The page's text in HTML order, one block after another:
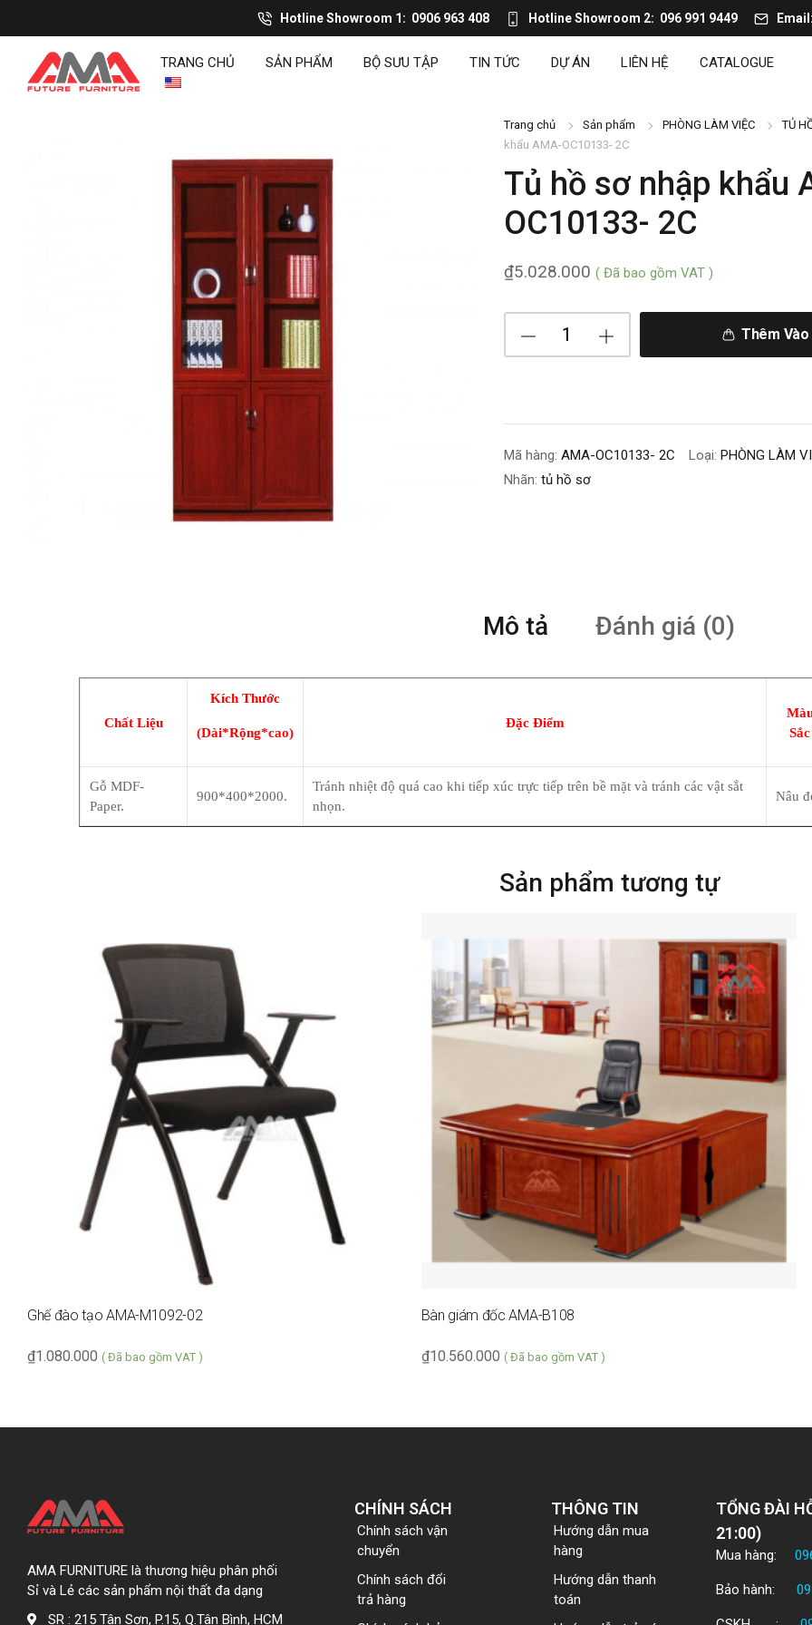
Hotline Showroom 1 0906 963 408 Hotline Showroom 2 096 991 9449 Email
TRANG CHỦ SẢN PHẨM BỘ SƯU TẬP TIN TỨC DỰ ÁN LIÊN HỆ CATALOGUE
Trang chủ Sản phẩm PHÒNG LÀM VIỆC
TỦ
khẩu AMA-OC10133- 2C
Tủ hồ sơ nhập khẩu
OC10133- 2C
5.028.000
₫ ( Đã bao gồm VAT )
Thêm Vào
Mã hàng: AMA-OC10133- 2C Loại: PHÒNG LÀM
Nhãn: tủ hồ sơ
Mô tả Đánh giá (0)
Chất Liệu
Kích Thước
(Dài*Rộng*cao)
Đặc Điểm
Sắc
Gỗ MDF-
Paper.
900*400*2000.
Tránh nhiệt độ quá cao khi tiếp xúc trực tiếp trên bề mặt và tránh các vật sắt
nhọn.
Nâu
Sản phẩm tương tự
Ghế đào tạo AMA-M1092-02
1.080.000
₫ ( Đã bao gồm VAT )
Bàn giám đốc AMA-B108
10.560.000
₫ ( Đã bao gồm VAT )
AMA FURNITURE là thương hiệu phân phối
Sỉ và Lẻ các sản phẩm nội thất đa dạng
SR : 215 Tân Sơn, P.15, Q.Tân Bình, HCM
CHÍNH SÁCH
Chính sách vận
chuyển
Chính sách đổi
trả hàng
THÔNG TIN
Hướng dẫn mua
hàng
Hướng dẫn thanh
toán
TỔNG ĐÀI
21:00)
Mua hàng:
Bảo hành: